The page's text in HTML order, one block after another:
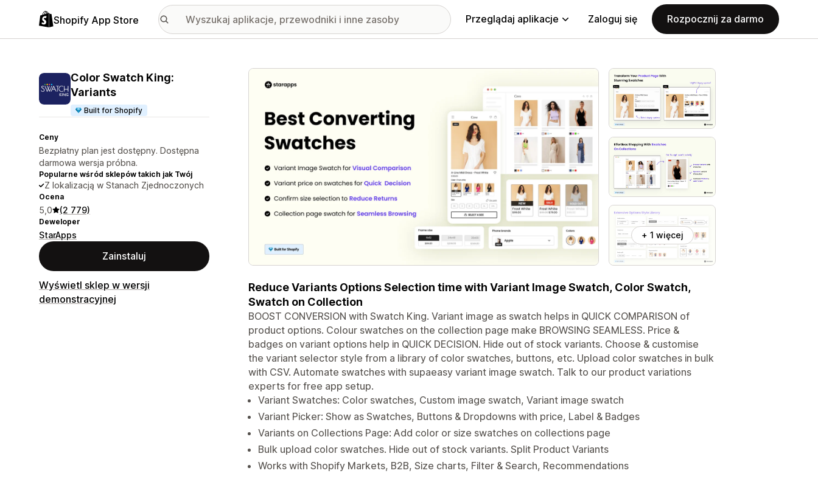
Shopify App Store Przeglądaj aplikacje Zaloguj się Rozpocznij za darmo
Color Swatch King:
Variants
Built for Shopify
Ceny
Bezpłatny plan jest dostępny. Dostępna
darmowa wersja próbna.
Popularne wśród sklepów takich jak Twój
Z lokalizacją w Stanach Zjednoczonych
Ocena
5,0 (2 779)
Deweloper
StarApps
Zainstaluj
Wyświetl sklep w wersji
demonstracyjnej
Wyróżnione obrazy w galerii
+ 1 więcej
Reduce Variants Options Selection time with Variant Image Swatch, Color Swatch,
Swatch on Collection
BOOST CONVERSION with Swatch King. Variant image as swatch helps in QUICK COMPARISON of
product options. Colour swatches on the collection page make BROWSING SEAMLESS. Price &
badges on variant options help in QUICK DECISION. Hide out of stock variants. Choose & customise
the variant selector style from a library of color swatches, buttons, etc. Upload color swatches in bulk
with CSV. Automate swatches with supaeasy variant image swatch. Talk to our product variations
experts for free app setup.
Variant Swatches: Color swatches, Custom image swatch, Variant image swatch
Variant Picker: Show as Swatches, Buttons & Dropdowns with price, Label & Badges
Variants on Collections Page: Add color or size swatches on collections page
Bulk upload color swatches. Hide out of stock variants. Split Product Variants
Works with Shopify Markets, B2B, Size charts, Filter & Search, Recommendations